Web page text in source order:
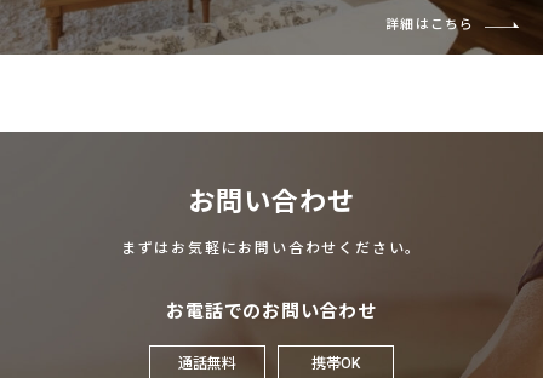
詳細はこちら
お問い合わせ
まずはお気軽にお問い合わせください。
お電話でのお問い合わせ
通話無料 携帯OK